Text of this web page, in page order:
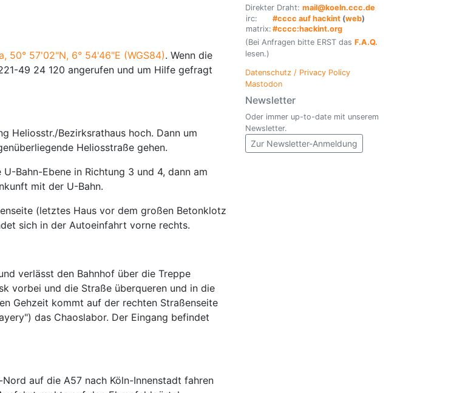
50° 57'02"N, 6° 54'46"E (WGS84). Wenn die
49 24 120 angerufen und um Hilfe gefragt
Heliosstr./Bezirksrathaus hoch. Dann um
Heliosstraße gehen.
Bahn-Ebene in Richtung 3 und 4, dann am
mit der U-Bahn.
(letztes Haus vor dem großen Betonklotz
sich in der Autoeinfahrt vorne rechts.
verlässt den Bahnhof über die Treppe
vorbei und die Straße überqueren und in die
Gehzeit kommt auf der rechten Straßenseite
das Chaoslabor. Der Eingang befindet
auf die A57 nach Köln-Innenstadt fahren
Direkter Draht: mail@koeln.ccc.de
irc:
#cccc auf hackint (web)
matrix: #cccc:hackint.org
(Bei Anfragen bitte ERST das F.A.Q.
lesen.)
Datenschutz / Privacy Policy
Mastodon
Newsletter
Oder immer up-to-date mit unserem
Newsletter.
Zur Newsletter-Anmeldung